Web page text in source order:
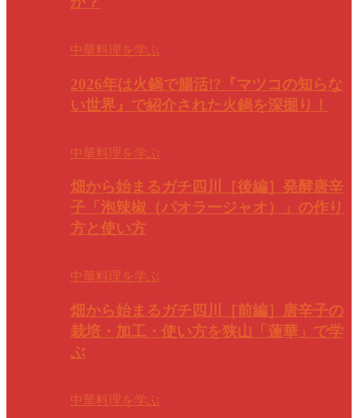
中華料理を学ぶ
2026年は火鍋で腸活!?『マツコの知らな
い世界』で紹介された火鍋を深掘り！
中華料理を学ぶ
畑から始まるガチ四川［後編］発酵唐辛
子「泡辣椒（パオラージャオ）」の作り
方と使い方
中華料理を学ぶ
畑から始まるガチ四川［前編］唐辛子の
栽培・加工・使い方を狭山「蓮華」で学
ぶ
中華料理を学ぶ